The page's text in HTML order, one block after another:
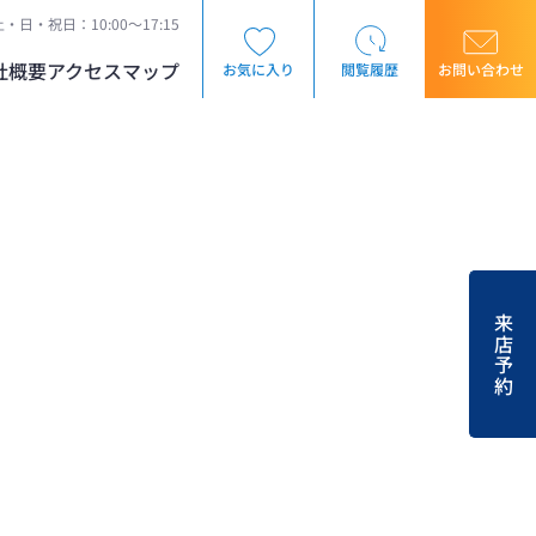
日・祝日：10:00～17:15
概要アクセスマップ お気に入り 閲覧履歴 お問い合わせ
来店予約